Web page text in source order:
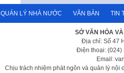
QUẢN LÝ NHÀ NƯỚC VĂN BẢN TIN
SỞ VĂN HÓA
Địa chỉ: Số 47
Điện thoại: (024)
Email:
Chịu trách nhiệm phát ngôn và quản lý nội